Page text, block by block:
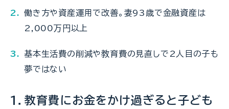
働き方や資産運用で改善。妻93歳で金融資産は
2,000万円以上
基本生活費の削減や教育費の見直しで2人目の子も
夢ではない
1．教育費にお金をかけ過ぎると子ども